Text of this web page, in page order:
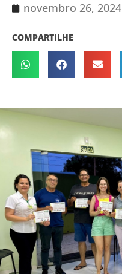
novembro 26, 2024
COMPARTILHE